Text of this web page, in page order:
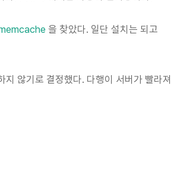
을 찾았다. 일단 설치는 되고
않기로 결정했다. 다행이 서버가 빨라져